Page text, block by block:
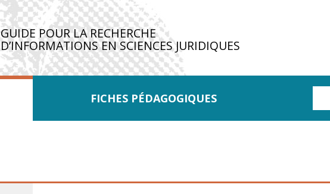
GUIDE POUR LA RECHERCHE
D’INFORMATIONS EN SCIENCES JURIDIQUES
FICHES PÉDAGOGIQUES